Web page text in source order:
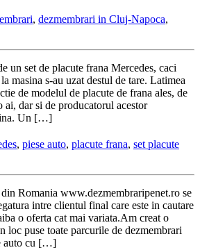
, dezmembrari in Cluj-Napoca,
un set de placute frana Mercedes, caci
masina s-au uzat destul de tare. Latimea
de modelul de placute de frana ales, de
ai, dar si de producatorul acestor
Un […]
, piese auto, placute frana, set placute
Romania www.dezmembraripenet.ro se
intre clientul final care este in cautare
o oferta cat mai variata.Am creat o
loc puse toate parcurile de dezmembrari
auto cu […]